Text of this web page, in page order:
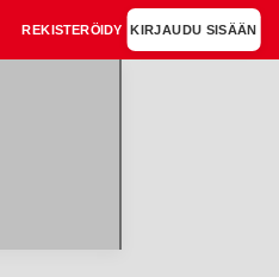
REKISTERÖIDY KIRJAUDU SISÄÄN